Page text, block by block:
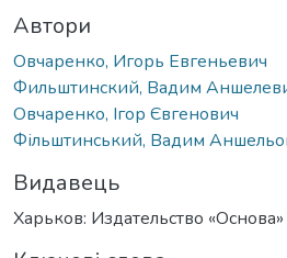
Автори
Овчаренко, Игорь Евгеньевич
Фильштинский, Вадим
Овчаренко, Ігор Євгенович
Фільштинський, Вадим
Видавець
Харьков: Издательство